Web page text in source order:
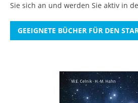
Sie sich an und werden Sie aktiv in
GEEIGNETE BÜCHER FÜR DEN